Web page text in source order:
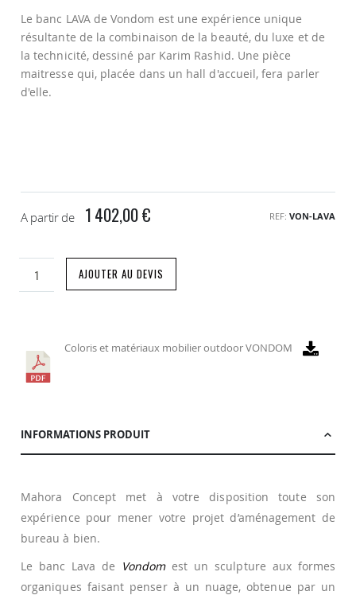
la
Galerie
Le banc LAVA de Vondom est une expérience unique
résultante de la combinaison de la beauté, du luxe et de
la technicité, dessiné par Karim Rashid. Une pièce
maitresse qui, placée dans un hall d'accueil, fera parler
d'elle.
A partir de 1 402,00 € REF VON-LAVA
AJOUTER AU DEVIS
Coloris et matériaux mobilier outdoor VONDOM
INFORMATIONS PRODUIT
Mahora Concept met à votre disposition toute son
expérience pour mener votre projet d’aménagement de
bureau à bien.
Le banc Lava de Vondomest un sculpture aux formes
organiques faisant penser à un nuage, obtenue par un